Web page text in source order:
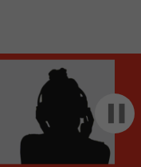
Audio
Player
00:00